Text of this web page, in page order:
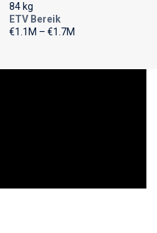
84 kg
ETV Bereik
€1.1M – €1.7M